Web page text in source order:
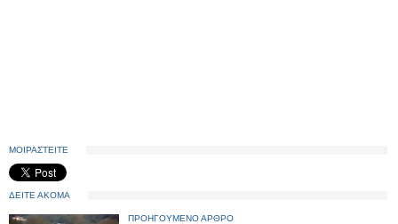
ΜΟΙΡΑΣΤΕΙΤΕ
ΔΕΙΤΕ ΑΚΟΜΑ
ΠΡΟΗΓΟΥΜΕΝΟ ΑΡΘΡΟ